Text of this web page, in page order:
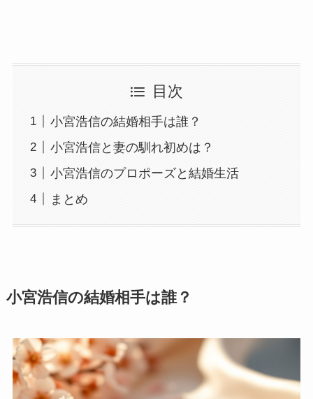
目次
小宮浩信の結婚相手は誰？
小宮浩信と妻の馴れ初めは？
小宮浩信のプロポーズと結婚生活
まとめ
小宮浩信の結婚相手は誰？